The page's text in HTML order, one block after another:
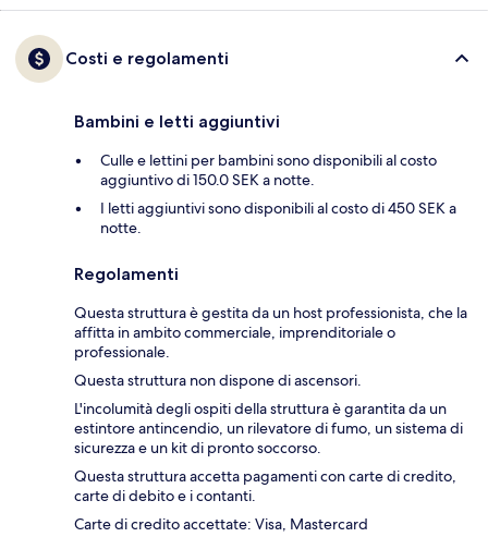
Costi e regolamenti
Bambini e letti aggiuntivi
Culle e lettini per bambini sono disponibili al costo
aggiuntivo di 150.0 SEK a notte.
I letti aggiuntivi sono disponibili al costo di 450 SEK a
notte.
Regolamenti
Questa struttura è gestita da un host professionista, che la
affitta in ambito commerciale, imprenditoriale o
professionale.
Questa struttura non dispone di ascensori.
L'incolumità degli ospiti della struttura è garantita da un
estintore antincendio, un rilevatore di fumo, un sistema di
sicurezza e un kit di pronto soccorso.
Questa struttura accetta pagamenti con carte di credito,
carte di debito e i contanti.
Carte di credito accettate: Visa, Mastercard